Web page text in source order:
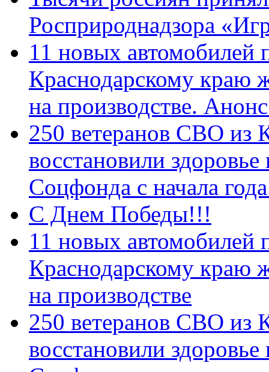
Росприроднадзора
11 новых автомобилей
Краснодарскому краю
на производстве.
250 ветеранов СВО из
восстановили
Соцфонда с начала
С Днем Победы!!!
11 новых автомобилей
Краснодарскому краю
на производстве
250 ветеранов СВО из
восстановили